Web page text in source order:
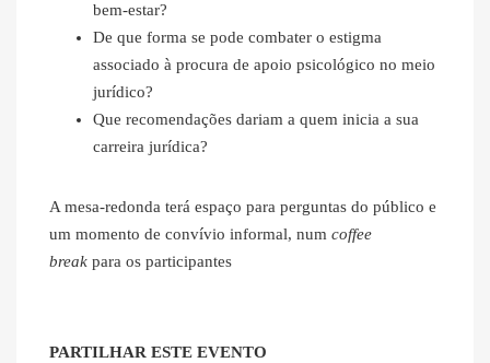
bem-estar?
De que forma se pode combater o estigma
associado à procura de apoio psicológico no meio
jurídico?
Que recomendações dariam a quem inicia a sua
carreira jurídica?
A mesa-redonda terá espaço para perguntas do público e
um momento de convívio informal, num coffee
break para os participantes
PARTILHAR ESTE EVENTO